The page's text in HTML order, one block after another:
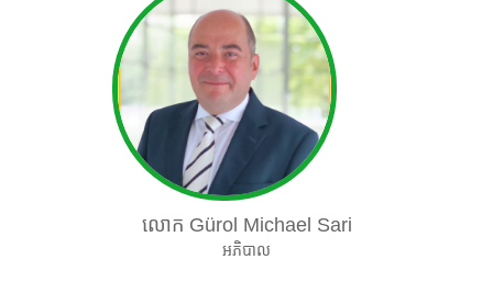
លោក Gürol Michael Sari
អភិបាល